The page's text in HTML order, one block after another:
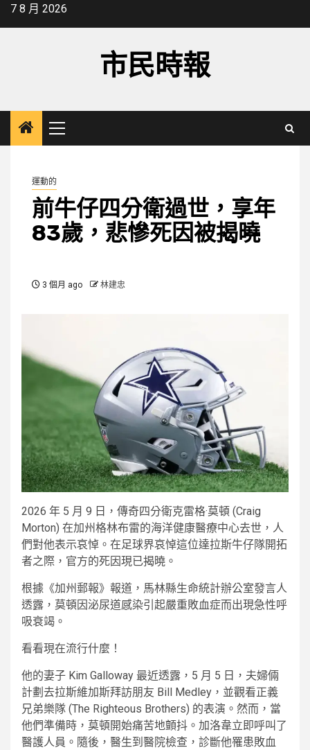
Skip7 8 月 2026
市民時報
Primary
Menu
運動的
前牛仔四分衛過世，享年
83歲，悲慘死因被揭曉
3 個月 ago 林建忠
2026 年 5 月 9 日，傳奇四分衛克雷格·莫頓 (Craig
Morton) 在加州格林布雷的海洋健康醫療中心去世，人
們對他表示哀悼。在足球界哀悼這位達拉斯牛仔隊開拓
者之際，官方的死因現已揭曉。
根據《加州郵報》報道，馬林縣生命統計辦公室發言人
透露，莫頓因泌尿道感染引起嚴重敗血症而出現急性呼
吸衰竭。
看看現在流行什麼！
他的妻子 Kim Galloway 最近透露，5 月 5 日，夫婦倆
計劃去拉斯維加斯拜訪朋友 Bill Medley，並觀看正義
兄弟樂隊 (The Righteous Brothers) 的表演。然而，當
他們準備時，莫頓開始痛苦地顫抖。加洛韋立即呼叫了
醫護人員。隨後，醫生到醫院檢查，診斷他罹患敗血